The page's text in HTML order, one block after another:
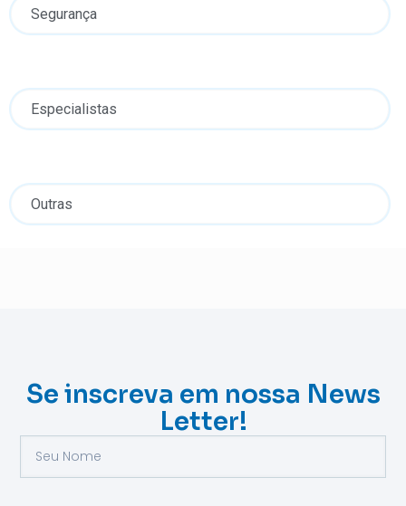
Segurança
Especialistas
Outras
Se inscreva em nossa News
Letter!